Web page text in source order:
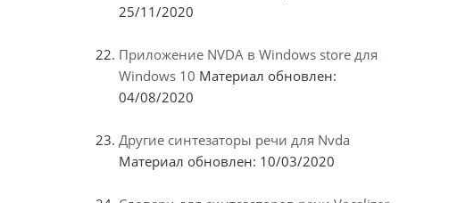
25/11/2020
Приложение NVDA в Windows store для
Windows 10 Материал обновлен:
04/08/2020
Другие синтезаторы речи для Nvda
Материал обновлен: 10/03/2020